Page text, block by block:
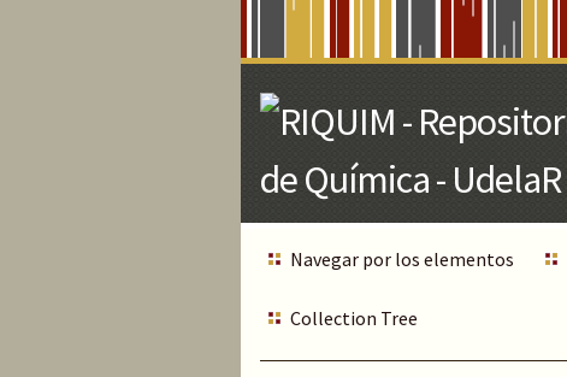
Navegar por los elementos
Collection Tree